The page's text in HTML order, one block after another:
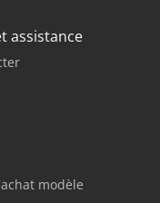
assistance
modèle